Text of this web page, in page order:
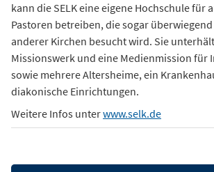
kann die SELK eine eigene Hochschule für
Pastoren betreiben, die sogar
anderer Kirchen besucht wird. Sie
Missionswerk und eine Medienmission für
sowie mehrere Altersheime, ein
diakonische Einrichtungen.
Weitere Infos unterwww.selk.de